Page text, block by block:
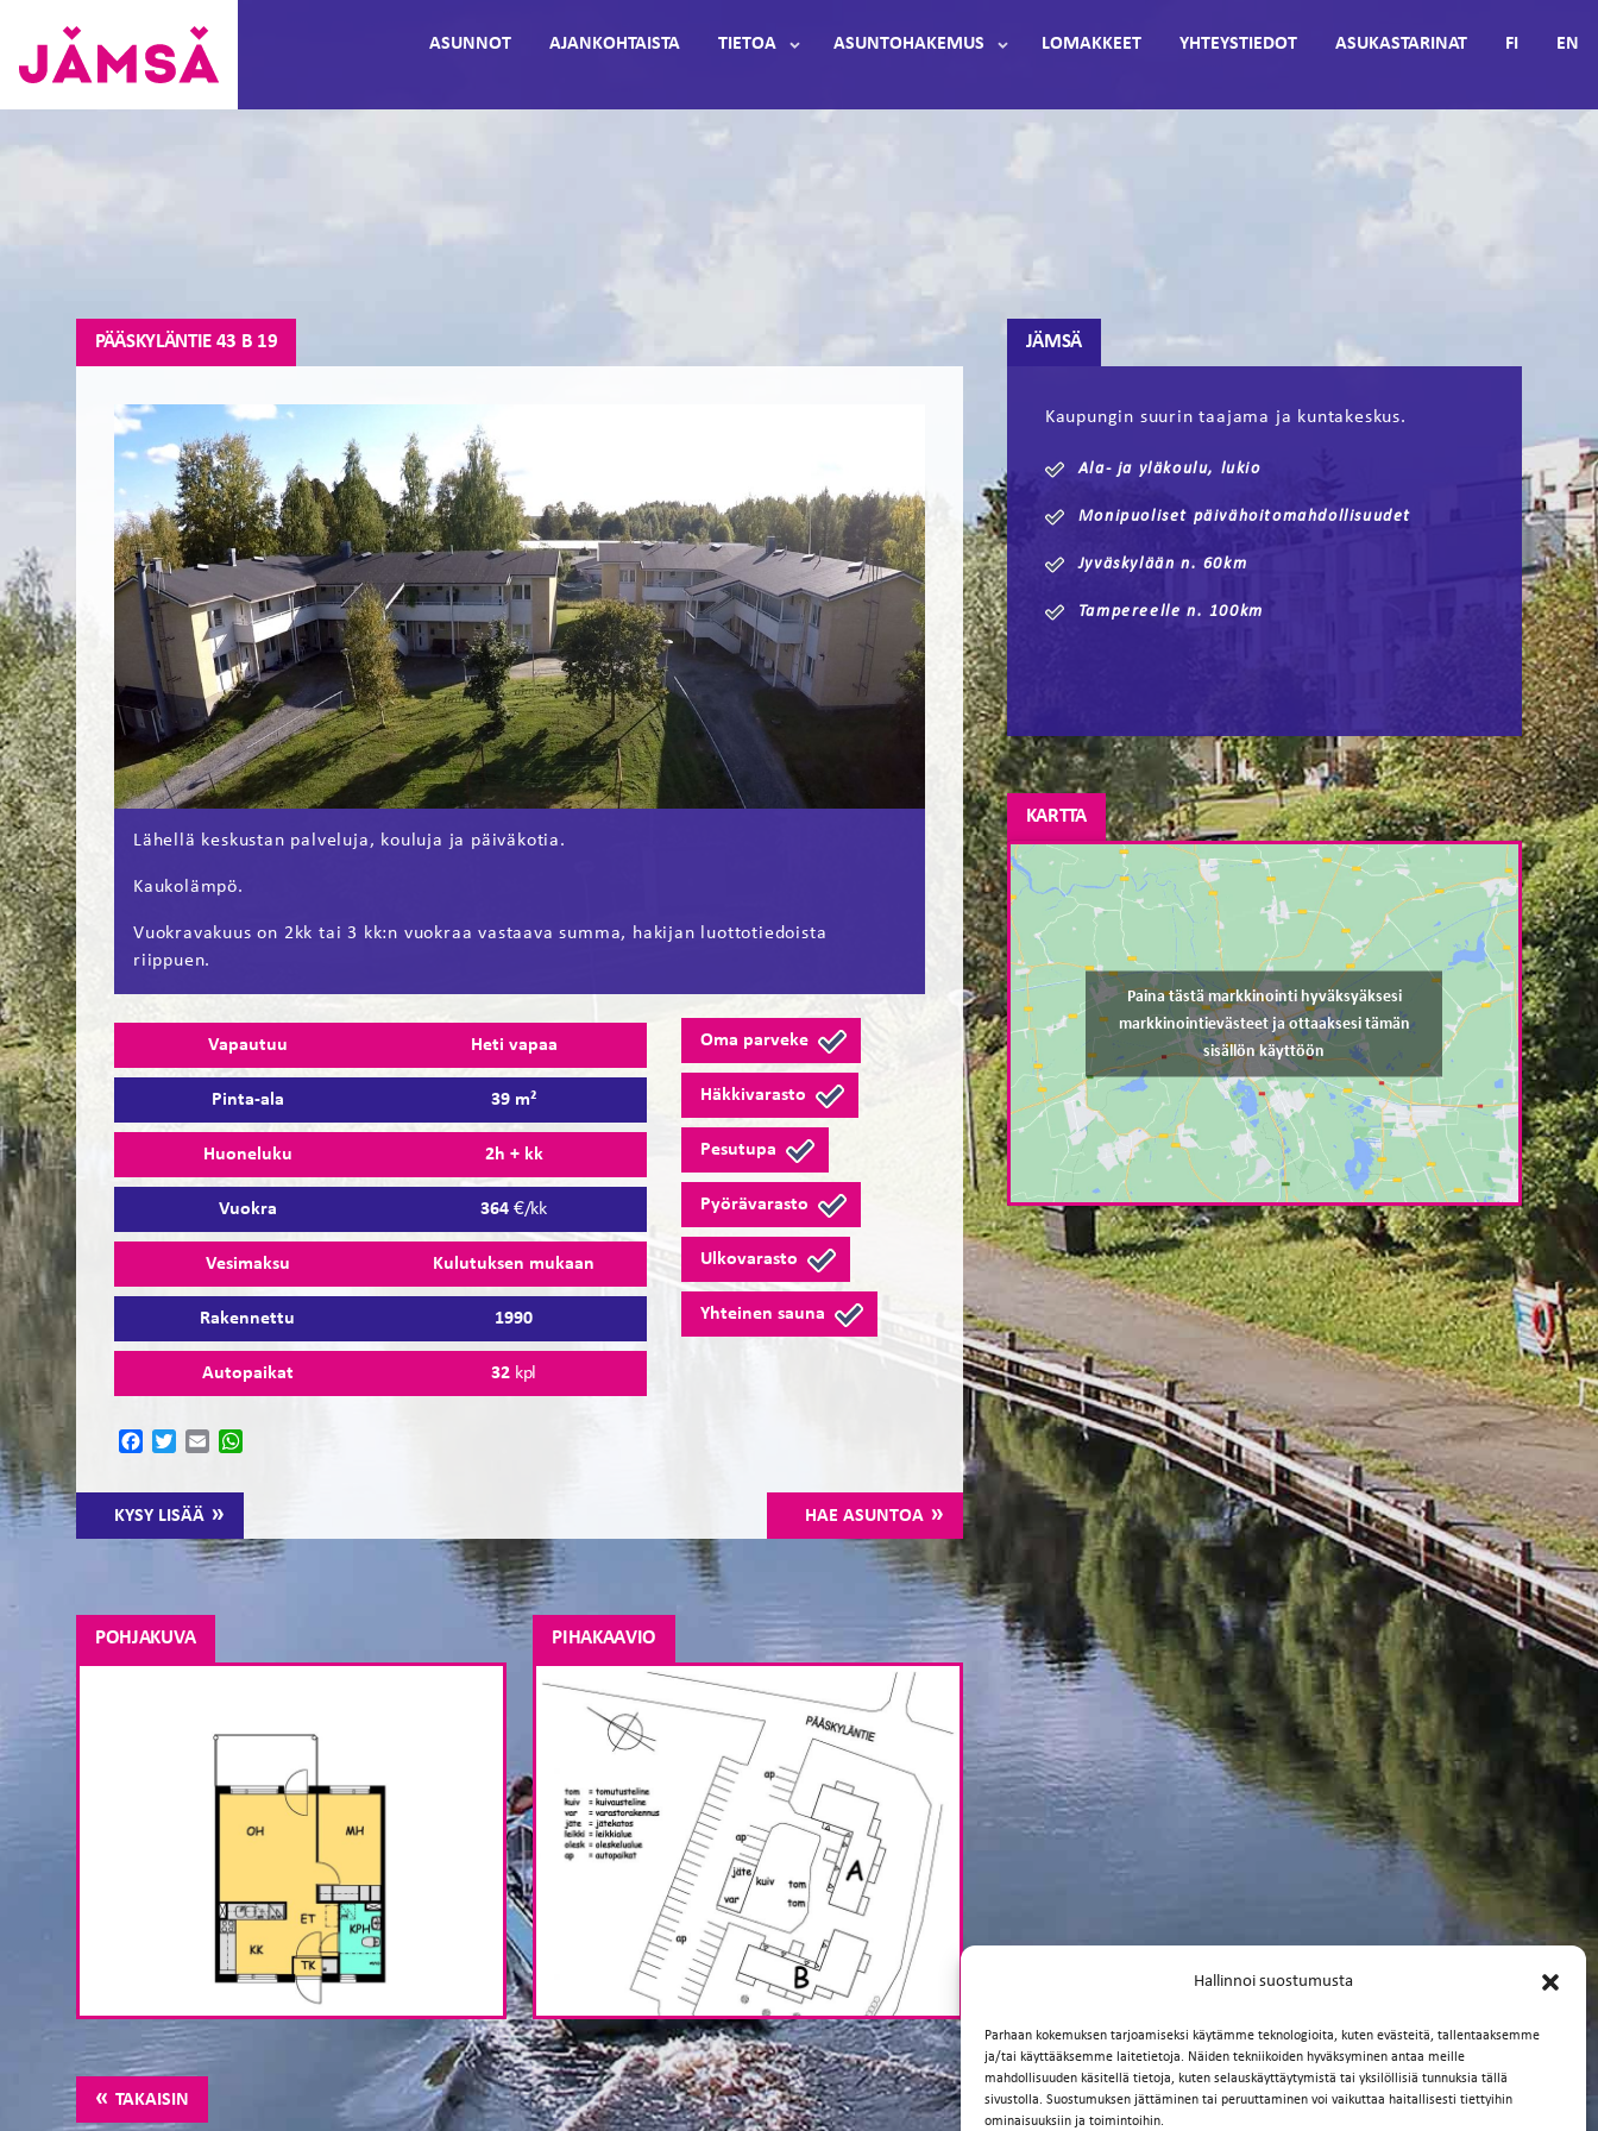
Hallinnoi suostumusta
Parhaan kokemuksen tarjoamiseksi käytämme teknologioita, kuten evästeitä, tallentaaksemme
ja/tai käyttääksemme laitetietoja. Näiden tekniikoiden hyväksyminen antaa meille
mahdollisuuden käsitellä tietoja, kuten selauskäyttäytymistä tai yksilöllisiä tunnuksia tällä
sivustolla. Suostumuksen jättäminen tai peruuttaminen voi vaikuttaa haitallisesti tiettyihin
ominaisuuksiin ja toimintoihin.
sisältöön
ASUNNOT AJANKOHTAISTA TIETOA ASUNTOHAKEMUS LOMAKKEET YHTEYSTIEDOT ASUKASTARINAT FI EN
PÄÄSKYLÄNTIE 43 B 19
Lähellä keskustan palveluja, kouluja ja päiväkotia.
Kaukolämpö.
Vuokravakuus on 2kk tai 3 kk:n vuokraa vastaava summa, hakijan luottotiedoista
riippuen.
Vapautuu Heti vapaa
Pinta-ala 39 m²
Huoneluku 2h + kk
Vuokra 364€/kk
Vesimaksu Kulutuksen mukaan
Rakennettu 1990
Autopaikat 32kpl
Oma parveke
Häkkivarasto
Pesutupa
Pyörävarasto
Ulkovarasto
Yhteinen sauna
KYSY LISÄÄ HAE ASUNTOA
FacebookTwitterEmail
POHJAKUVA PIHAKAAVIO
JÄMSÄ
Kaupungin suurin taajama ja kuntakeskus.
Ala- ja yläkoulu, lukio
Monipuoliset päivähoitomahdollisuudet
Jyväskylään n. 60km
Tampereelle n. 100km
KARTTA
Paina tästä markkinointi hyväksyäksesi
markkinointievästeet ja ottaaksesi tämän
sisällön käyttöön
TAKAISIN